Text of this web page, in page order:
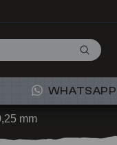
WHATSAPP
mm